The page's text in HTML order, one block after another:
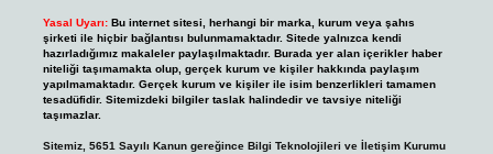
Yasal Uyarı: Bu internet sitesi, herhangi bir marka, kurum veya şahıs
şirketi ile hiçbir bağlantısı bulunmamaktadır. Sitede yalnızca kendi
hazırladığımız makaleler paylaşılmaktadır. Burada yer alan içerikler haber
niteliği taşımamakta olup, gerçek kurum ve kişiler hakkında paylaşım
yapılmamaktadır. Gerçek kurum ve kişiler ile isim benzerlikleri tamamen
tesadüfidir. Sitemizdeki bilgiler taslak halindedir ve tavsiye niteliği
taşımazlar.
Sitemiz, 5651 Sayılı Kanun gereğince Bilgi Teknolojileri ve İletişim Kurumu